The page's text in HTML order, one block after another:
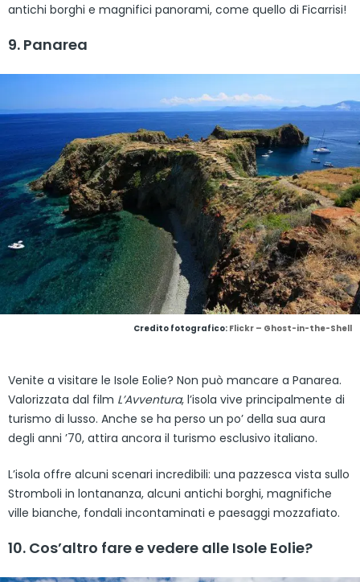
antichi borghi e magnifici panorami, come quello di Ficarrisi!
9. Panarea
Credito fotografico: Flickr – Ghost-in-the-Shell
Venite a visitare le Isole Eolie? Non può mancare a Panarea.
Valorizzata dal film L’Avventura, l’isola vive principalmente di
turismo di lusso. Anche se ha perso un po’ della sua aura
degli anni ’70, attira ancora il turismo esclusivo italiano.
L’isola offre alcuni scenari incredibili: una pazzesca vista sullo
Stromboli in lontananza, alcuni antichi borghi, magnifiche
ville bianche, fondali incontaminati e paesaggi mozzafiato.
10. Cos’altro fare e vedere alle Isole Eolie?